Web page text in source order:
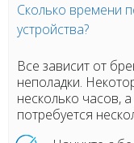
Сколько времени
устройства?
Все зависит от
неполадки.
несколько часов,
потребуется